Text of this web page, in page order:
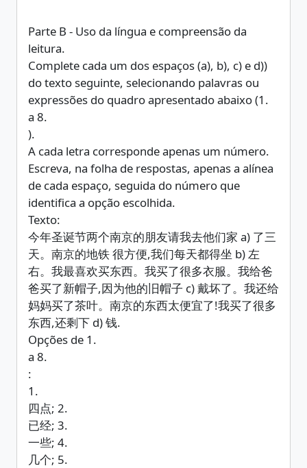
Parte B - Uso da língua e compreensão da
leitura.
Complete cada um dos espaços (a), b), c) e d))
do texto seguinte, selecionando palavras ou
expressões do quadro apresentado abaixo (1.
a 8.
).
A cada letra corresponde apenas um número.
Escreva, na folha de respostas, apenas a alínea
de cada espaço, seguida do número que
identifica a opção escolhida.
Texto:
今年圣诞节两个南京的朋友请我去他们家 a) 了三
天。南京的地铁 很方便,我们每天都得坐 b) 左
右。我最喜欢买东西。我买了很多衣服。我给爸
爸买了新帽子,因为他的旧帽子 c) 戴坏了。我还给
妈妈买了茶叶。南京的东西太便宜了!我买了很多
东西,还剩下 d) 钱.
Opções de 1.
a 8.
:
1.
四点; 2.
已经; 3.
一些; 4.
几个; 5.